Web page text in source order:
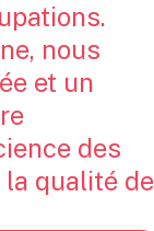
nous
et un
des
qualité de